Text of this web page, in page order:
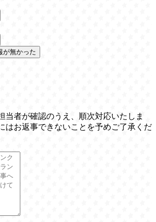
が無かった
当者が確認のうえ、順次対応いたしま
はお返事できないことを予めご了承くだ